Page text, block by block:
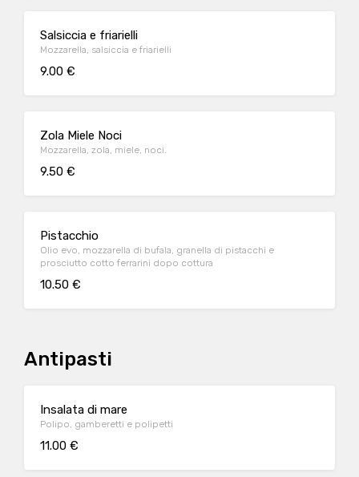
Salsiccia e friarielli
Mozzarella, salsiccia e friarielli
9.00 €
Zola Miele Noci
Mozzarella, zola, miele, noci.
9.50 €
Pistacchio
Olio evo, mozzarella di bufala, granella di pistacchi e
prosciutto cotto ferrarini dopo cottura
10.50 €
Antipasti
Insalata di mare
Polipo, gamberetti e polipetti
11.00 €